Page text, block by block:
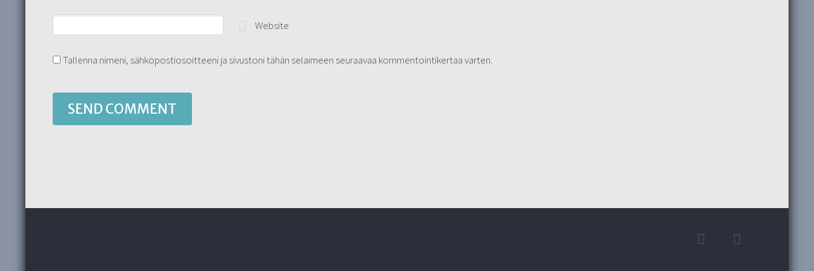
Website
Tallenna nimeni, sähköpostiosoitteeni ja sivustoni tähän selaimeen seuraavaa kommentointikertaa varten.